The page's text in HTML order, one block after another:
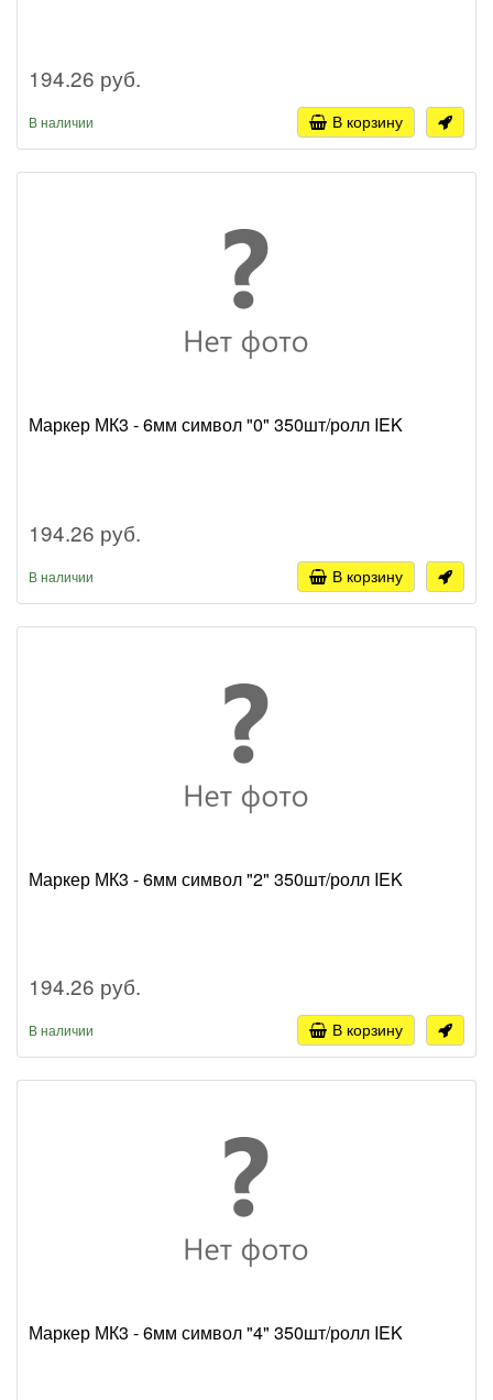
194.26 руб.
В наличии В корзину
Маркер МК3 - 6мм символ "0" 350шт/ролл IEK
194.26 руб.
В наличии В корзину
Маркер МК3 - 6мм символ "2" 350шт/ролл IEK
194.26 руб.
В наличии В корзину
Маркер МК3 - 6мм символ "4" 350шт/ролл IEK